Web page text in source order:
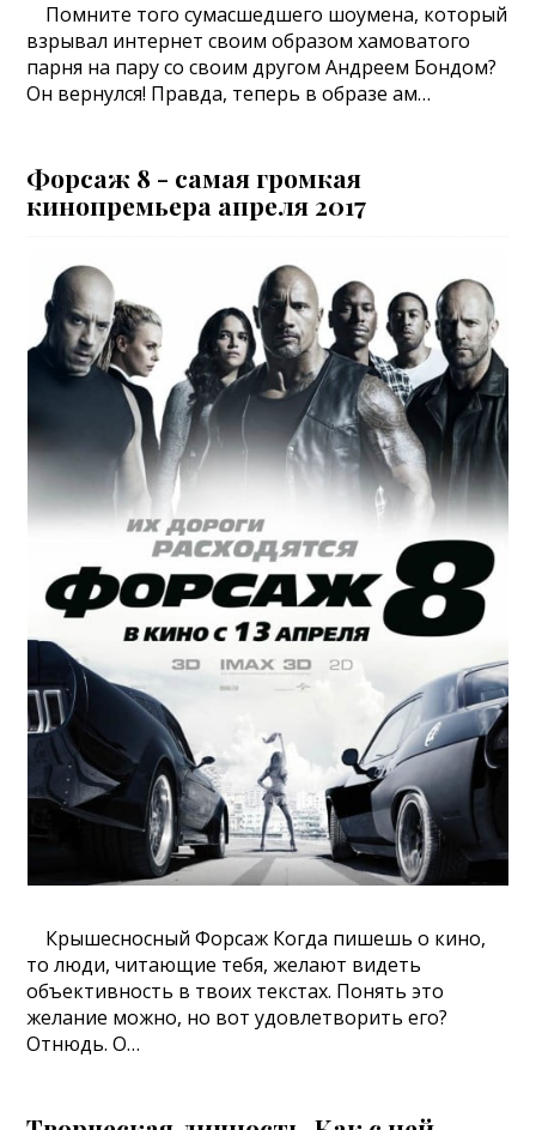
Помните того сумасшедшего шоумена, который
взрывал интернет своим образом хамоватого
парня на пару со своим другом Андреем Бондом?
Он вернулся! Правда, теперь в образе ам…
Форсаж 8 - самая громкая
кинопремьера апреля 2017
Крышесносный Форсаж Когда пишешь о кино,
то люди, читающие тебя, желают видеть
объективность в твоих текстах. Понять это
желание можно, но вот удовлетворить его?
Отнюдь. О…